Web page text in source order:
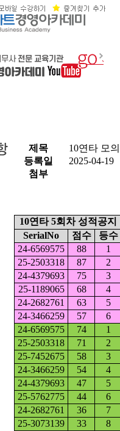
제목
10연타 모
등록일
2025-04-19
첨부
10연타 5회차 성적공지
SerialNo
점수
등수
24-6569575
88
1
25-2503318
87
2
24-4379693
75
3
25-1189065
68
4
24-2682761
63
5
24-3466259
57
6
24-6569575
74
1
25-2503318
71
2
25-7452675
58
3
24-3466259
54
4
24-4379693
47
5
25-5762775
44
6
24-2682761
36
7
25-3073139
33 8